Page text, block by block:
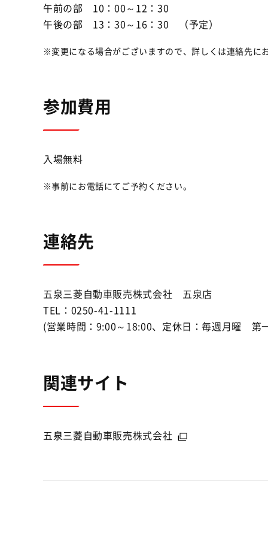
午前の部 10：00～12：30
午後の部 13：30～16：30 （予定）
変更になる場合がございますので、詳しくは連絡先に
参加費用
入場無料
事前にお電話にてご予約ください。
連絡先
五泉三菱自動車販売株式会社 五泉店
TEL：0250-41-1111
(営業時間：9:00～18:00、定休日：毎週月曜 第
関連サイト
五泉三菱自動車販売株式会社